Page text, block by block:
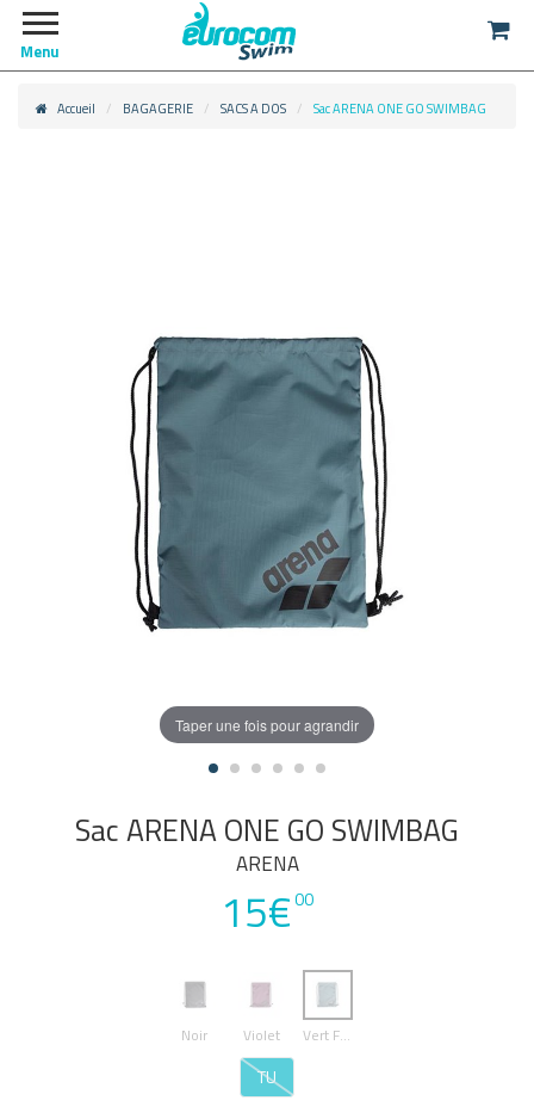
Menu
Accueil BAGAGERIE SACS A DOS Sac ARENA ONE GO SWIMBAG
Taper une fois pour agrandir
Sac ARENA ONE GO SWIMBAG
ARENA
15€00
Noir Violet Vert Foncé
TU